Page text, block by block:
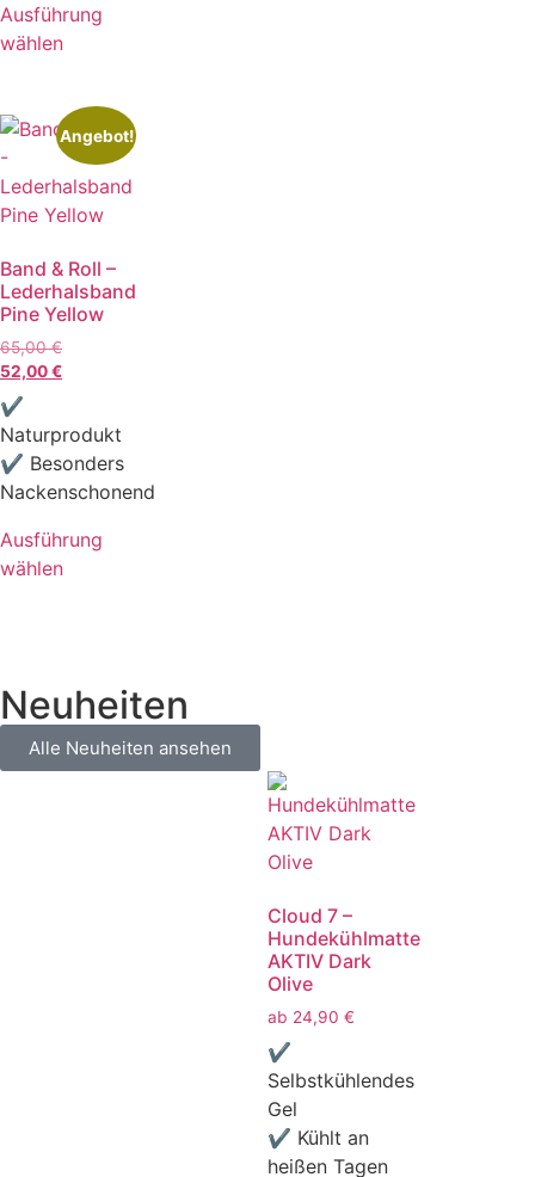
Ausführung
wählen
Angebot!
Band & Roll –
Lederhalsband
Pine Yellow
65,00€
52,00€
✔
Naturprodukt
✔ Besonders
Nackenschonend
Ausführung
wählen
Neuheiten
Alle Neuheiten ansehen
Cloud 7 –
Hundekühlmatte
AKTIV Dark
Olive
ab 24,90 €
✔
Selbstkühlendes
Gel
✔ Kühlt an
heißen Tagen